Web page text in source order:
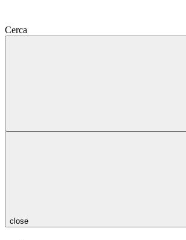
Cerca
close